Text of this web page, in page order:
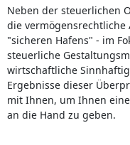
Neben der steuerlichen
die
"sicheren Hafens" - im
steuerliche
wirtschaftliche
Ergebnisse dieser
mit Ihnen, um Ihnen
an die Hand zu geben.